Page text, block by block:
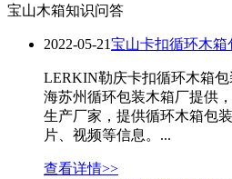
宝山木箱知识问答
2022-05-21宝山卡扣循环木
LERKIN勒庆卡扣循环木箱
海苏州循环包装木箱厂提供
生产厂家，提供循环木箱包
片、视频等信息。...
查看详情>>